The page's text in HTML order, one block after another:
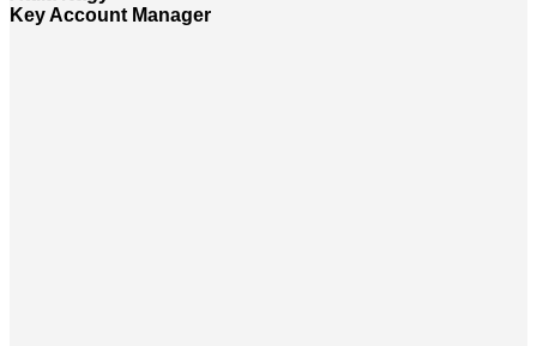
Key Account Manager